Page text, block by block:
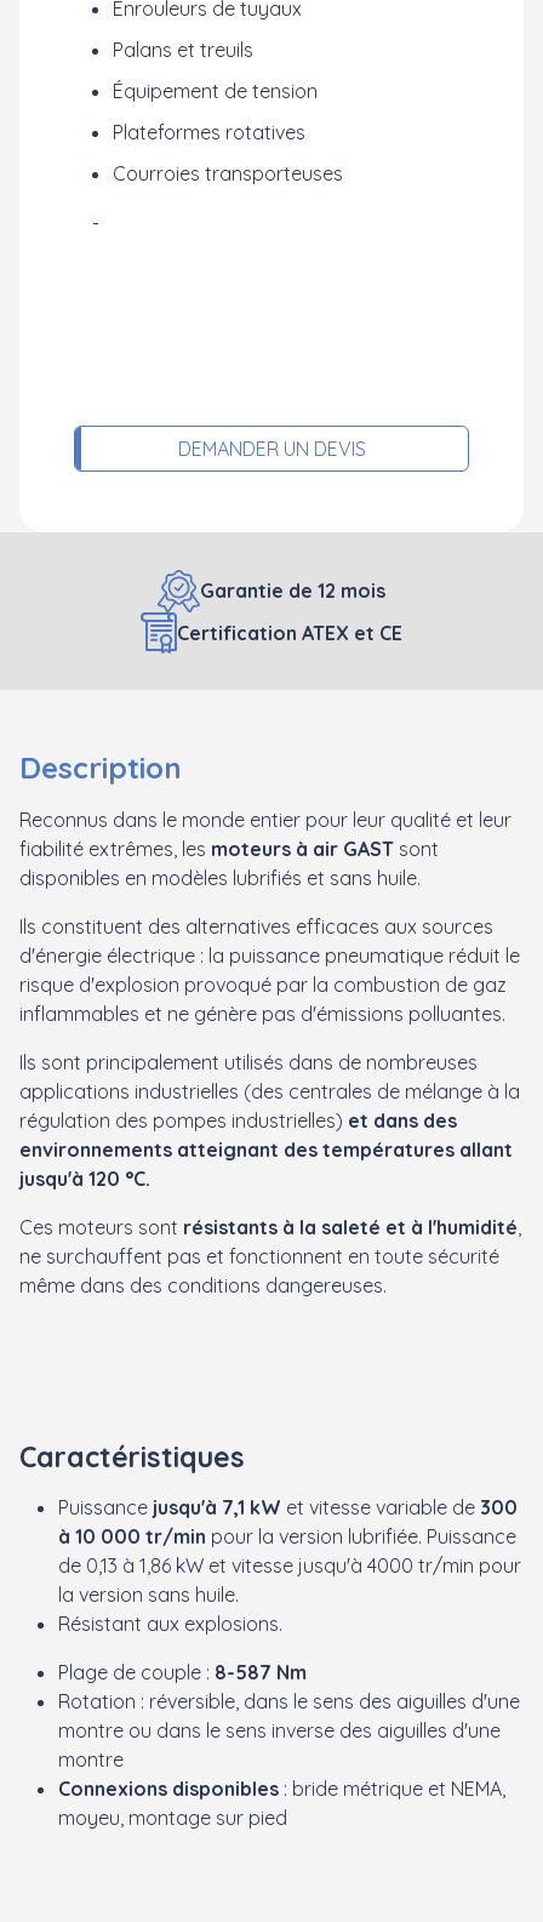
Enrouleurs de tuyaux
Palans et treuils
Équipement de tension
Plateformes rotatives
Courroies transporteuses
DEMANDER UN DEVIS
Garantie de 12 mois
Certification ATEX et CE
Description
Reconnus dans le monde entier pour leur qualité et leur
fiabilité extrêmes, les moteurs à air GAST sont
disponibles en modèles lubrifiés et sans huile.
Ils constituent des alternatives efficaces aux sources
d'énergie électrique : la puissance pneumatique réduit le
risque d'explosion provoqué par la combustion de gaz
inflammables et ne génère pas d'émissions polluantes.
Ils sont principalement utilisés dans de nombreuses
applications industrielles (des centrales de mélange à la
régulation des pompes industrielles) et dans des
environnements atteignant des températures allant
jusqu'à 120 °C.
Ces moteurs sont résistants à la saleté et à l'humidité
ne surchauffent pas et fonctionnent en toute sécurité
même dans des conditions dangereuses.
Caractéristiques
Puissance jusqu'à 7,1 kW et vitesse variable de 300
à 10 000 tr/min pour la version lubrifiée. Puissance
de 0,13 à 1,86 kW et vitesse jusqu'à 4000 tr/min pour
la version sans huile.
Résistant aux explosions.
Plage de couple : 8-587 Nm
Rotation : réversible, dans le sens des aiguilles d'une
montre ou dans le sens inverse des aiguilles d'une
montre
Connexions disponibles : bride métrique et NEMA,
moyeu, montage sur pied